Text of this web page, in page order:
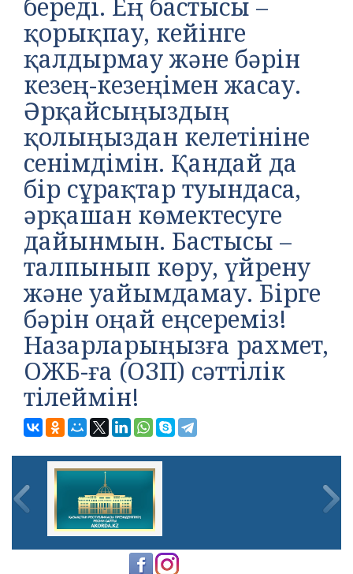
береді. Ең бастысы –
қорықпау, кейінге
қалдырмау және бәрін
кезең-кезеңімен жасау.
Әрқайсыңыздың
қолыңыздан келетініне
сенімдімін. Қандай да
бір сұрақтар туындаса,
әрқашан көмектесуге
дайынмын. Бастысы –
талпынып көру, үйрену
және уайымдамау. Бірге
бәрін оңай еңсереміз!
Назарларыңызға рахмет,
ОЖБ-ға (ОЗП) сәттілік
тілеймін!